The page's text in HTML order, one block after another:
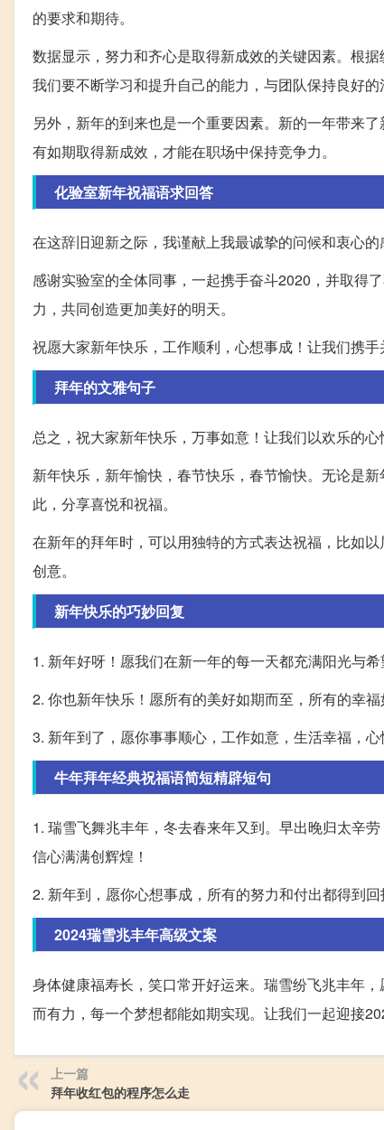
的要求和期待。
数据显示，努力和齐心是取得新成效的关键因素。根
我们要不断学习和提升自己的能力，与团队保持良好的
另外，新年的到来也是一个重要因素。新的一年带来
有如期取得新成效，才能在职场中保持竞争力。
化验室新年祝福语求回答
在这辞旧迎新之际，我谨献上我最诚挚的问候和衷心的
感谢实验室的全体同事，一起携手奋斗2020，并取得
力，共同创造更加美好的明天。
祝愿大家新年快乐，工作顺利，心想事成！让我们携手
拜年的文雅句子
总之，祝大家新年快乐，万事如意！让我们以欢乐的心
新年快乐，新年愉快，春节快乐，春节愉快。无论是
此，分享喜悦和祝福。
在新年的拜年时，可以用独特的方式表达祝福，比如
创意。
新年快乐的巧妙回复
1. 新年好呀！愿我们在新一年的每一天都充满阳光与
2. 你也新年快乐！愿所有的美好如期而至，所有的幸
3. 新年到了，愿你事事顺心，工作如意，生活幸福，
牛年拜年经典祝福语简短精辟短句
1. 瑞雪飞舞兆丰年，冬去春来年又到。早出晚归太辛
信心满满创辉煌！
2. 新年到，愿你心想事成，所有的努力和付出都得到
2024瑞雪兆丰年高级文案
身体健康福寿长，笑口常开好运来。瑞雪纷飞兆丰年
而有力，每一个梦想都能如期实现。让我们一起迎接
上一篇
拜年收红包的程序怎么走